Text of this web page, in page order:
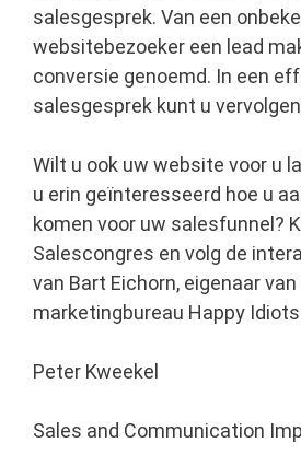
salesgesprek. Van een
websitebezoeker een lead
conversie genoemd. In een
salesgesprek kunt u
Wilt u ook uw website voor u
u erin geïnteresseerd hoe u
komen voor uw salesfunnel?
Salescongres en volg de
van Bart Eichorn, eigenaar van
marketingbureau Happy
Peter Kweekel
Sales and Communication